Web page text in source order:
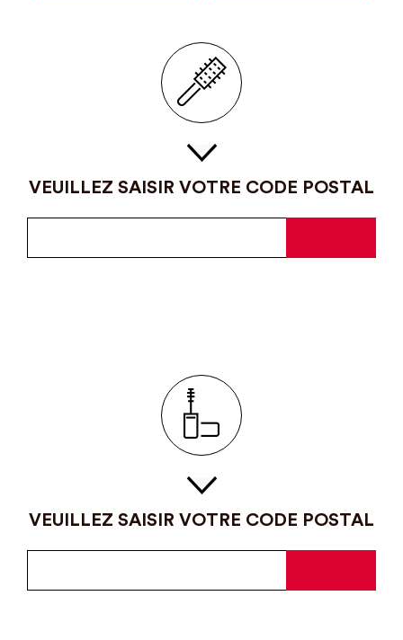
VEUILLEZ SAISIR VOTRE CODE POSTAL
VEUILLEZ SAISIR VOTRE CODE POSTAL